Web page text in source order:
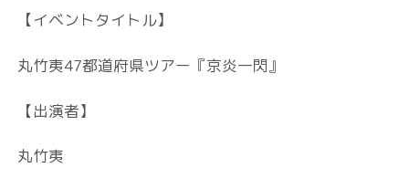
【イベントタイトル】
丸竹夷47都道府県ツアー『京炎一閃』
【出演者】
丸竹夷